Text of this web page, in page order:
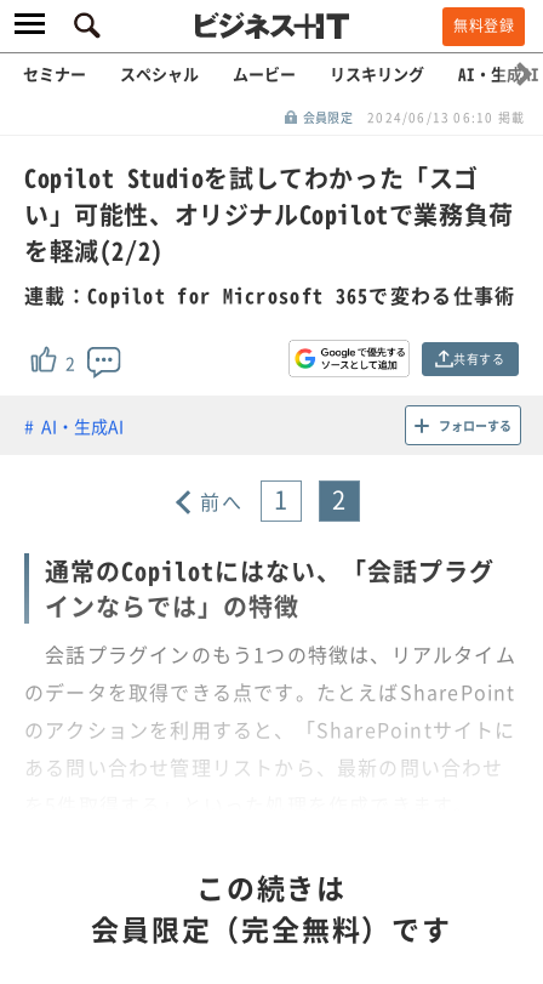
無料登録
セミナー スペシャル ムービー リスキリング AI・生成AI
会員限定 2024/06/13 06:10 掲載
Copilot Studioを試してわかった「スゴ
い」可能性、オリジナルCopilotで業務負荷
を軽減(2/2)
連載：Copilot for Microsoft 365で変わる仕事術
2 共有する
AI・生成AI フォローする
前へ 1 2
通常のCopilotにはない、「会話プラグ
インならでは」の特徴
会話プラグインのもう1つの特徴は、リアルタイム
のデータを取得できる点です。たとえばSharePoint
のアクションを利用すると、「SharePointサイトに
ある問い合わせ管理リストから、最新の問い合わせ
この続きは
会員限定（完全無料）です